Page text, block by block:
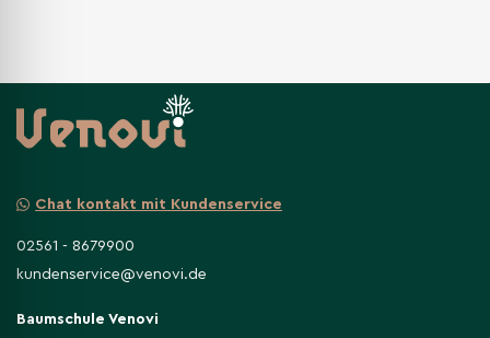
Chat kontakt mit Kundenservice
02561 - 8679900
kundenservice@venovi.de
Baumschule Venovi